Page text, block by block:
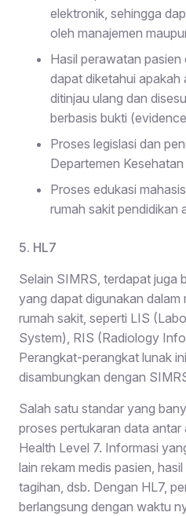
elektronik, sehingga
oleh manajemen
Hasil perawatan pasien
dapat diketahui apakah
ditinjau ulang dan
berbasis bukti
Proses legislasi dan
Departemen
Proses edukasi
rumah sakit pendidikan
5. HL7
Selain SIMRS, terdapat juga
yang dapat digunakan dalam
rumah sakit, seperti LIS
System), RIS (Radiology
Perangkat-perangkat lunak
disambungkan dengan
Salah satu standar yang
proses pertukaran data antar
Health Level 7. Informasi
lain rekam medis pasien,
tagihan, dsb. Dengan HL7,
berlangsung dengan waktu